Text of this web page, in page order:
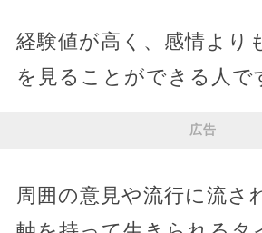
経験値が高く、感情より
を見ることができる人で
広告
周囲の意見や流行に流さ